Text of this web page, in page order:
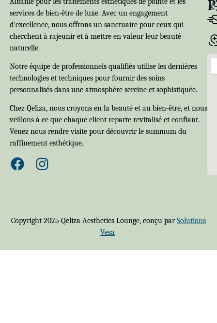
services de bien-être de luxe. Avec un engagement
d'excellence, nous offrons un sanctuaire pour ceux qui
cherchent à rajeunir et à mettre en valeur leur beauté
naturelle.
Notre équipe de professionnels qualifiés utilise les dernières
technologies et techniques pour fournir des soins
personnalisés dans une atmosphère sereine et sophistiquée.
Chez Qeliza, nous croyons en la beauté et au bien-être, et nous
veillons à ce que chaque client reparte revitalisé et confiant.
Venez nous rendre visite pour découvrir le summum du
raffinement esthétique.
Copyright 2025 Qeliza Aesthetics Lounge, conçu parSolutions
Vesa